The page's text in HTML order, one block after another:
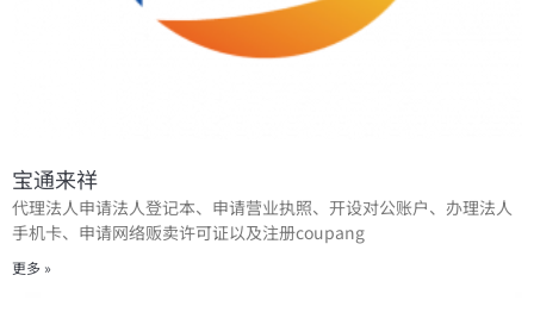
宝通来祥
代理法人申请法人登记本、申请营业执照、开设对公账户、办理法人
手机卡、申请网络贩卖许可证以及注册coupang
更多 »